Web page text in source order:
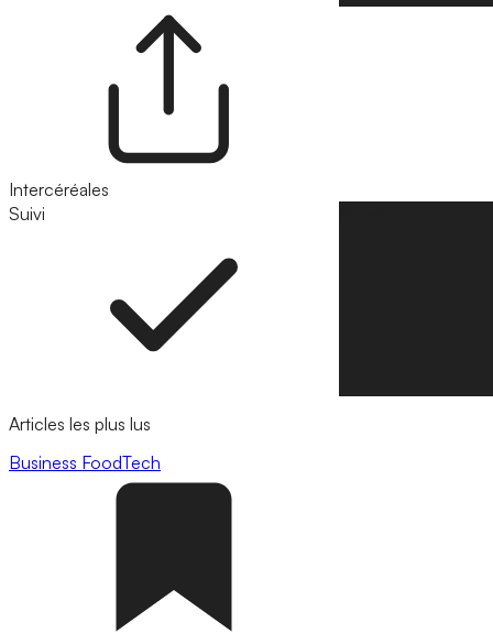
Intercéréales
Suivi
Articles les plus lus
Business FoodTech